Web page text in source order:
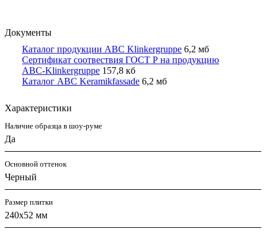
Документы
Каталог продукции ABC Klinkergruppe 6,2 мб
Сертификат соотвествия ГОСТ Р на продукцию
ABC-Klinkergruppe 157,8 кб
Каталог ABC Keramikfassade 6,2 мб
Характеристики
Наличие образца в шоу-руме
Да
Основной оттенок
Черный
Размер плитки
240x52 мм